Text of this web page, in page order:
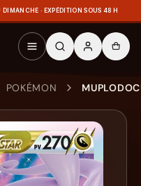
DIMANCHE · EXPÉDITION SOUS 48 H
POKÉMON